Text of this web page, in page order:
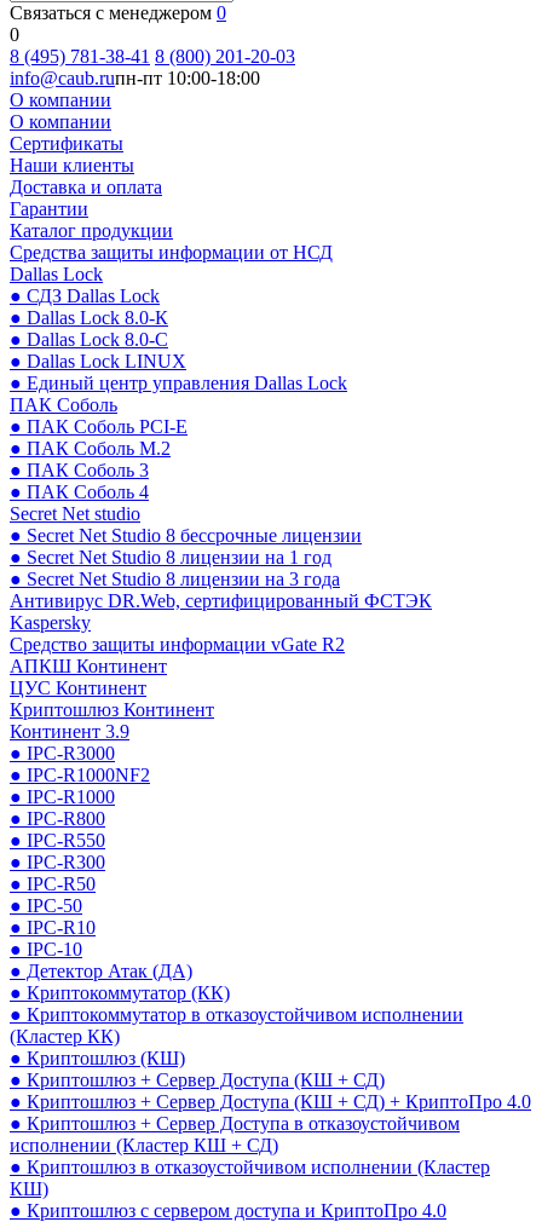
Связаться с менеджером 0
0
8 (495) 781-38-41 8 (800) 201-20-03
info@caub.ruпн-пт 10:00-18:00
О компании
О компании
Сертификаты
Наши клиенты
Доставка и оплата
Гарантии
Каталог продукции
Средства защиты информации от НСД
Dallas Lock
● СДЗ Dallas Lock
● Dallas Lock 8.0-К
● Dallas Lock 8.0-С
● Dallas Lock LINUX
● Единый центр управления Dallas Lock
ПАК Соболь
● ПАК Соболь PCI-E
● ПАК Соболь М.2
● ПАК Соболь 3
● ПАК Соболь 4
Secret Net studio
● Secret Net Studio 8 бессрочные лицензии
● Secret Net Studio 8 лицензии на 1 год
● Secret Net Studio 8 лицензии на 3 года
Антивирус DR.Web, сертифицированный ФСТЭК
Kaspersky
Средство защиты информации vGate R2
АПКШ Континент
ЦУС Континент
Криптошлюз Континент
Континент 3.9
● IPC-R3000
● IPC-R1000NF2
● IPC-R1000
● IPC-R800
● IPC-R550
● IPC-R300
● IPC-R50
● IPC-50
● IPC-R10
● IPC-10
● Детектор Атак (ДА)
● Криптокоммутатор (КК)
● Криптокоммутатор в отказоустойчивом исполнении
(Кластер КК)
● Криптошлюз (КШ)
● Криптошлюз + Сервер Доступа (КШ + СД)
● Криптошлюз + Сервер Доступа (КШ + СД) + КриптоПро 4.0
● Криптошлюз + Сервер Доступа в отказоустойчивом
исполнении (Кластер КШ + СД)
● Криптошлюз в отказоустойчивом исполнении (Кластер
КШ)
● Криптошлюз с сервером доступа и КриптоПро 4.0